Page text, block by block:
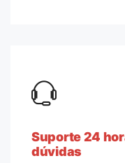
Suporte 24
dúvidas